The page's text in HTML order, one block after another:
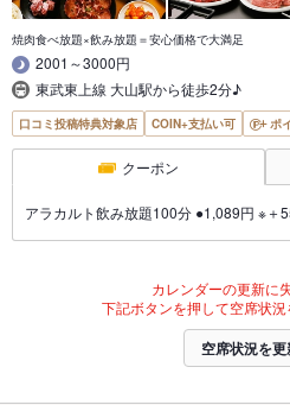
焼肉食べ放題×飲み放題＝安心価格で大満足
2001～3000円
東武東上線 大山駅から徒歩2分♪
口コミ投稿特典対象店 COIN+支払い可 ポ
クーポン
アラカルト飲み放題100分 ●1,089円 ※＋
カレンダーの更新に
下記ボタンを押して空席状況
空席状況を